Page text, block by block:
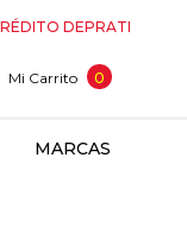
DEPRATI
Mi Carrito 0
MARCAS